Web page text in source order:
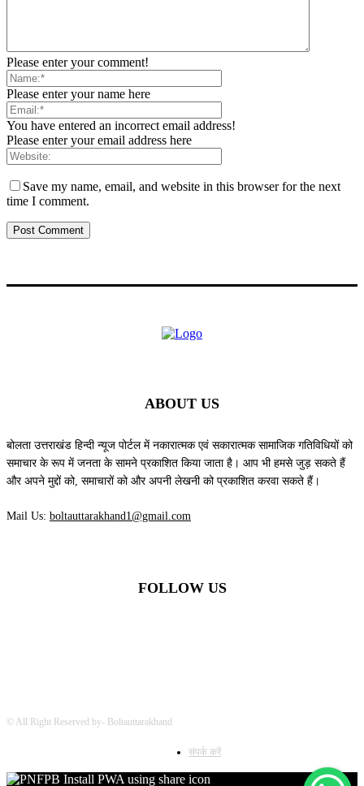
Please enter your comment!
Please enter your name here
You have entered an incorrect email address!
Please enter your email address here
Save my name, email, and website in this browser for the next
time I comment.
ABOUT US
बोलता उत्तराखंड हिन्दी न्यूज पोर्टल में नकारात्मक एवं सकारात्मक सामाजिक गतिविधियों को
समाचार के रूप में जनता के सामने प्रकाशित किया जाता है। आप भी हमसे जुड़ सकते हैं
और अपने मुद्दों को, समाचारों को और अपनी लेखनी को प्रकाशित करवा सकते हैं।
Mail Us: boltauttarakhand1@gmail.com
FOLLOW US
© All Right Reserved by- Boltauttarakhand
संपर्क करें